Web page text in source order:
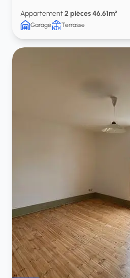
Appartement2 pièces 46.61m²
Garage Terrasse